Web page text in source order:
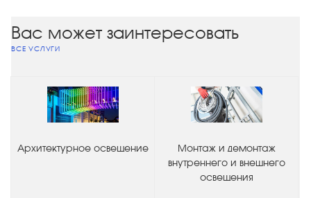
Вас может заинтересовать
ВСЕ УСЛУГИ
Архитектурное освещение
Монтаж и демонтаж
внутреннего и внешнего
освещения